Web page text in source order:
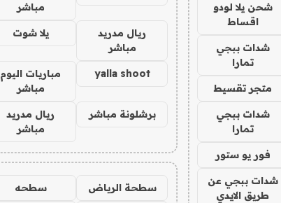
شحن يلا لودو
اقساط
شدات ببجي
تمارا
متجر تقسيط
شدات ببجي
تمارا
فور يو ستور
شدات ببجي عن
طريق الايدي
مباشر
ريال مدريد
مباشر
يلا شوت
yalla shoot
مباريات اليوم
مباشر
برشلونة مباشر
ريال مدريد
مباشر
سطحة الرياض سطحه